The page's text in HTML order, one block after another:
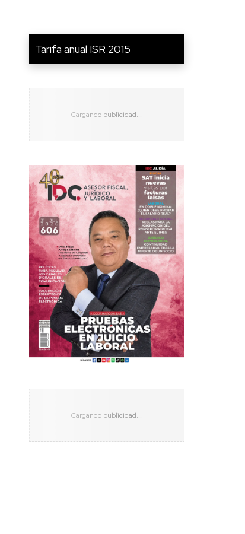
Tarifa anual ISR 2015